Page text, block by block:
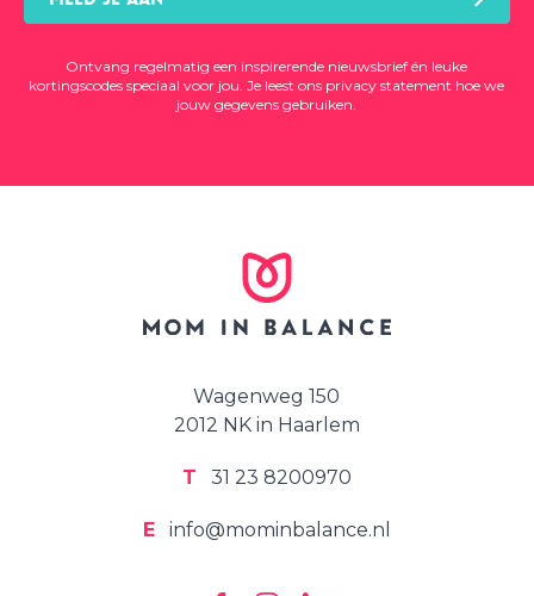
Ontvang regelmatig een inspirerende nieuwsbrief én leuke
kortingscodes speciaal voor jou. Je leest ons privacy statement hoe we
jouw gegevens gebruiken.
Wagenweg 150
2012 NK in Haarlem
T 31 23 8200970
E info@mominbalance.nl